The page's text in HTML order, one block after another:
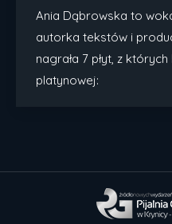
Ania Dąbrowska to
autorka tekstów i
nagrała 7 płyt, z
platynowej: